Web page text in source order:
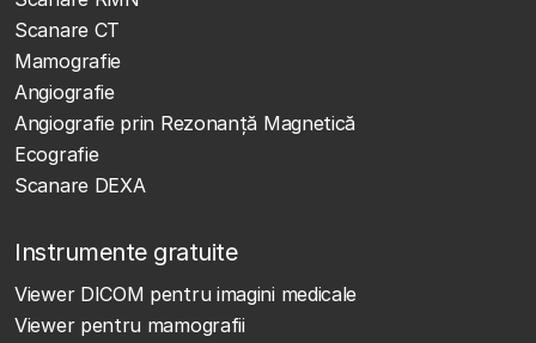
Scanare CT
Mamografie
Angiografie
Angiografie prin Rezonanță Magnetică
Ecografie
Scanare DEXA
Instrumente gratuite
Viewer DICOM pentru imagini medicale
Viewer pentru mamografii